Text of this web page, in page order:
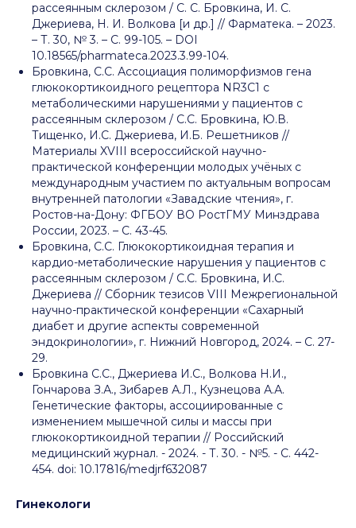
рассеянным склерозом / С. С. Бровкина, И. С.
Джериева, Н. И. Волкова [и др.] // Фарматека. – 2023.
– Т. 30, № 3. – С. 99-105. – DOI
10.18565/pharmateca.2023.3.99-104.
Бровкина, С.С. Ассоциация полиморфизмов гена
глюкокортикоидного рецептора NR3C1 с
метаболическими нарушениями у пациентов с
рассеянным склерозом / С.С. Бровкина, Ю.В.
Тищенко, И.C. Джериева, И.Б. Решетников //
Материалы XVIII всероссийской научно-
практической конференции молодых учёных с
международным участием по актуальным вопросам
внутренней патологии «Завадские чтения», г.
Ростов-на-Дону: ФГБОУ ВО РостГМУ Минздрава
России, 2023. – С. 43-45.
Бровкина, С.С. Глюкокортикоидная терапия и
кардио-метаболические нарушения у пациентов с
рассеянным склерозом / С.С. Бровкина, И.C.
Джериева // Сборник тезисов VIII Межрегиональной
научно-практической конференции «Сахарный
диабет и другие аспекты современной
эндокринологии», г. Нижний Новгород, 2024. – С. 27-
29.
Бровкина С.С., Джериева И.С., Волкова Н.И.,
Гончарова З.А., Зибарев А.Л., Кузнецова А.А.
Генетические факторы, ассоциированные с
изменением мышечной силы и массы при
глюкокортикоидной терапии // Российский
медицинский журнал. - 2024. - Т. 30. - №5. - C. 442-
454. doi: 10.17816/medjrf632087
Гинекологи